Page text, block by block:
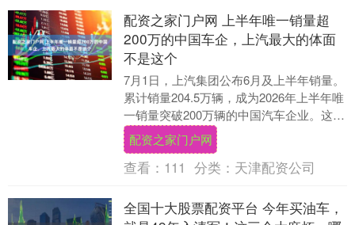
配资之家门户网 上半年唯一销量超
200万的中国车企，上汽最大的体面
不是这个
7月1日，上汽集团公布6月及上半年销量。
累计销量204.5万辆，成为2026年上半年唯
一销量突破200万辆的中国汽车企业。这组
数据，成为上汽集团对外展示的最佳....
配资之家门户网
查看： 111 分类： 天津配资公司
全国十大股票配资平台 今年买油车，